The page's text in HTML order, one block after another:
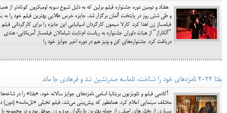
هفتاد و دومین دوره جشنواره فیلم برلین که به دلیل شیوع سویه اومیکرون کوتاه‌تر از
و طی شش روز در پایتخت آلمان برگزار شد، جایزه خرس طلایی بهترین فیلم خود را به
فیلمساز زن اهدا کرد. کارلا سیمون کارگردان اسپانیایی این جایزه را برای کارگردانی فیلم
"آلکاراز" از هیات داوران جشنواره به ریاست ام.نایت شیامالان فیلمساز آمریکایی-هندی
دریافت کرد. جشنواره‌های کن و ونیز هم در دوره اخیر جوایز خود را
بفتا ۲۰۲۲ نامزدهای خود را شناخت، تلماسه صدرنشین شد و فرهادی جا ماند
آکادمی فیلم و تلویزیون بریتانیا اسامی نامزدهای جوایز سالانه خود، «بفتا» را در
مختلف سینمایی اعلام کرد. همانطور که پیش‌بینی می‌شد، فیلم تخیلی «تل‌ماسه» (دون)
بسیاری از بخش‌های اصلی، از جمله بهترین بازیگران مرد و زن موفق بود و در مجموعه با